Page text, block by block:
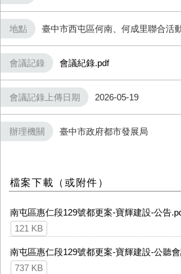
地點 臺中市西屯區何南、何成里聯合活
會議記錄 會議紀錄.pdf
會議記錄上傳日期 2026-05-19
辦理機關 臺中市政府都市發展局
檔案下載（或附件）
南屯區惠仁段129號都更案-寶輝建設-公告
121 KB
南屯區惠仁段129號都更案-寶輝建設-公聽
737 KB